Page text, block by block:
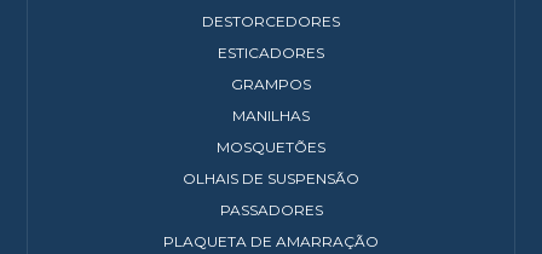
DESTORCEDORES
ESTICADORES
GRAMPOS
MANILHAS
MOSQUETÕES
OLHAIS DE SUSPENSÃO
PASSADORES
PLAQUETA DE AMARRAÇÃO